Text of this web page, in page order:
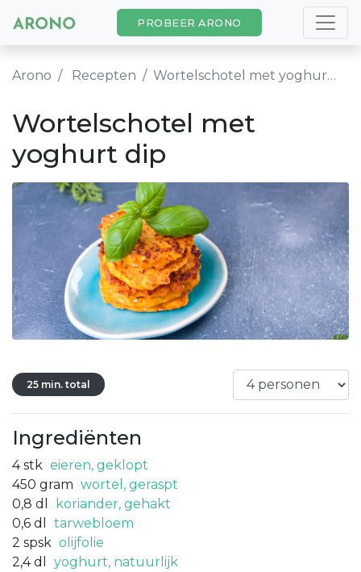
PROBEER ARONO
Arono Recepten Wortelschotel met yoghurt dip
Wortelschotel met
yoghurt dip
25 min. total
Ingrediënten
4 stk eieren, geklopt
450 gram wortel, geraspt
0,8 dl
koriander, gehakt
0,6 dl
tarwebloem
2 spsk olijfolie
2,4 dl
yoghurt, natuurlijk